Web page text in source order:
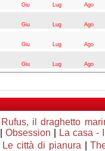
Giu Lug
Ago
Giu Lug
Ago
Giu Lug
Ago
Giu
Lug Ago
Rufus, il draghetto
Obsession
La casa -
Le città di pianura |